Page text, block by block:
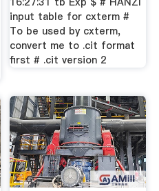
input table for cxterm #
To be used by cxterm,
convert me to .cit format
first # .cit version 2